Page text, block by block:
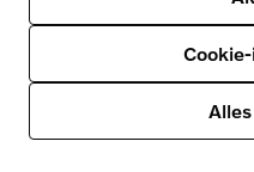
Deze site wordt beschermd door
© 2026Volvo Car Corporation (of